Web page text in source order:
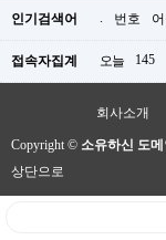
인기검색어 . 번호
접속자집계 오늘 145
회사소개
Copyright © 소유하신 도
상단으로